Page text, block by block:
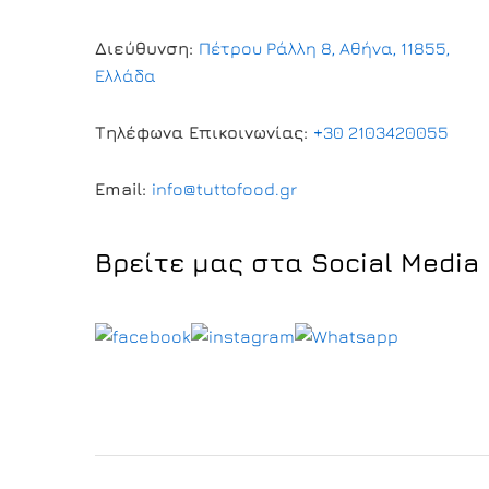
Διεύθυνση: Πέτρου Ράλλη 8, Αθήνα, 11855,
Ελλάδα
Τηλέφωνα Επικοινωνίας: +30 2103420055
Email: info@tuttofood.gr
Βρείτε μας στα Social Media